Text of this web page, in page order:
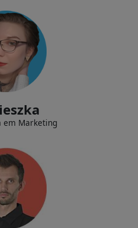
em Marketing
dentro da empresa, desenvolvendo
aplicações de nossos clientes.
coesão no design, desenvolvimento
para nossos clientes.